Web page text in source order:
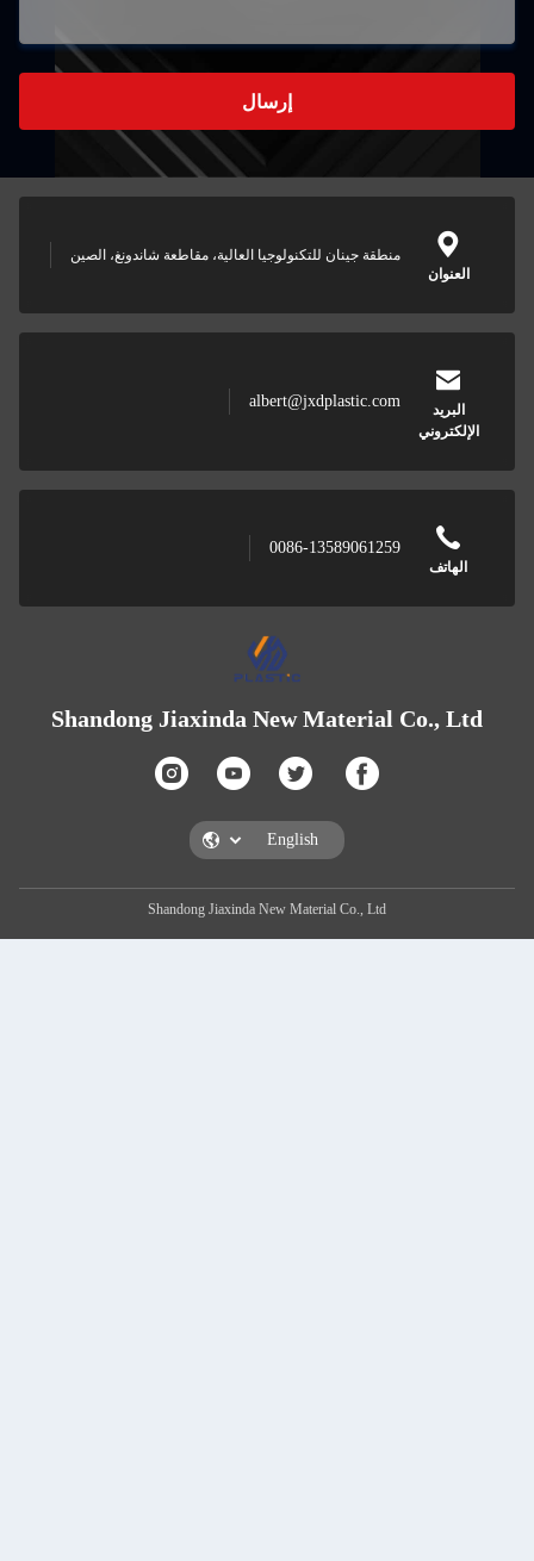
منطقة جينان للتكنولوجيا العالية، مقاطعة شاندونغ، الصين
albert@jxdplastic.com
0086-13589061259
Shandong Jiaxinda New Material
Shandong Jiaxinda New Material Co., Ltd